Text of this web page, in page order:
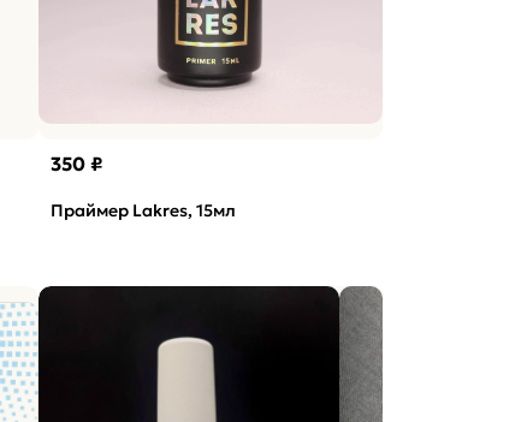
350 ₽
Праймер Lakres, 15мл